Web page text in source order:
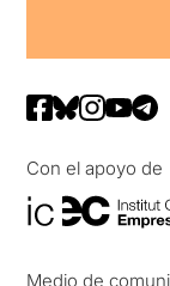
Con el apoyo de
Medio de